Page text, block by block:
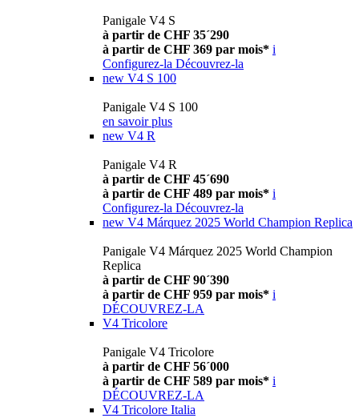
Panigale V4 S
à partir de CHF 35´290
à partir de CHF 369 par mois* i
Configurez-la Découvrez-la
new V4 S 100
Panigale V4 S 100
en savoir plus
new V4 R
Panigale V4 R
à partir de CHF 45´690
à partir de CHF 489 par mois* i
Configurez-la Découvrez-la
new V4 Márquez 2025 World Champion Replica
Panigale V4 Márquez 2025 World Champion
Replica
à partir de CHF 90´390
à partir de CHF 959 par mois* i
DÉCOUVREZ-LA
V4 Tricolore
Panigale V4 Tricolore
à partir de CHF 56´000
à partir de CHF 589 par mois* i
DÉCOUVREZ-LA
V4 Tricolore Italia